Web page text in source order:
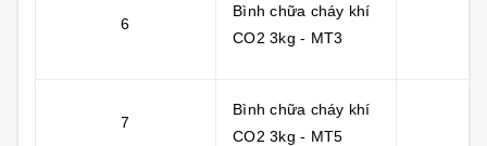
6
Bình chữa cháy khí
CO2 3kg - MT3
7
Bình chữa cháy khí
CO2 3kg - MT5